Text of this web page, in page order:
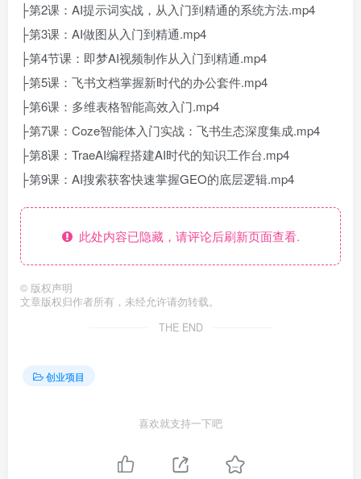
├第2课：AI提示词实战，从入门到精通的系统方法.mp4
├第3课：AI做图从入门到精通.mp4
├第4节课：即梦AI视频制作从入门到精通.mp4
├第5课：飞书文档掌握新时代的办公套件.mp4
├第6课：多维表格智能高效入门.mp4
├第7课：Coze智能体入门实战：飞书生态深度集成.mp4
├第8课：TraeAI编程搭建AI时代的知识工作台.mp4
├第9课：AI搜索获客快速掌握GEO的底层逻辑.mp4
此处内容已隐藏，请评论后刷新页面查看.
© 版权声明
文章版权归作者所有，未经允许请勿转载。
THE END
创业项目
喜欢就支持一下吧